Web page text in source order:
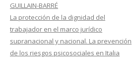
GUILLAIN-BARRÉ
La protección de la dignidad del
trabajador en el marco jurídico
supranacional y nacional. La prevención
de los riesgos psicosociales en Italia